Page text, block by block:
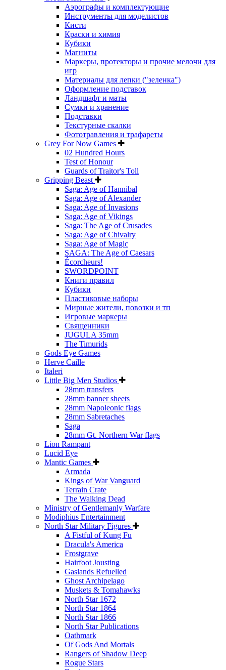
Аэрографы и комплектующие
Инструменты для моделистов
Кисти
Краски и химия
Кубики
Магниты
Маркеры, протекторы и прочие мелочи для
игр
Материалы для лепки ("зеленка")
Оформление подставок
Ландшафт и маты
Сумки и хранение
Подставки
Текстурные скалки
Фототравления и трафареты
Grey For Now Games
02 Hundred Hours
Test of Honour
Guards of Traitor's Toll
Gripping Beast
Saga: Age of Hannibal
Saga: Age of Alexander
Saga: Age of Invasions
Saga: Age of Vikings
Saga: The Age of Crusades
Saga: Age of Chivalry
Saga: Age of Magic
SAGA: The Age of Caesars
Écorcheurs!
SWORDPOINT
Книги правил
Кубики
Пластиковые наборы
Мирные жители, повозки и тп
Игровые маркеры
Священники
JUGULA 35mm
The Timurids
Gods Eye Games
Herve Caille
Italeri
Little Big Men Studios
28mm transfers
28mm banner sheets
28mm Napoleonic flags
28mm Sabretaches
Saga
28mm Gt. Northern War flags
Lion Rampant
Lucid Eye
Mantic Games
Armada
Kings of War Vanguard
Terrain Crate
The Walking Dead
Ministry of Gentlemanly Warfare
Modiphius Entertainment
North Star Military Figures
A Fistful of Kung Fu
Dracula's America
Frostgrave
Hairfoot Jousting
Gaslands Refuelled
Ghost Archipelago
Muskets & Tomahawks
North Star 1672
North Star 1864
North Star 1866
North Star Publications
Oathmark
Of Gods And Mortals
Rangers of Shadow Deep
Rogue Stars